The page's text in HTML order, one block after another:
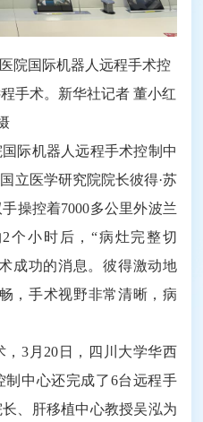
院国际机器人远程手术控
手术。新华社记者 董小红
际机器人远程手术控制中
立医学研究院院长彼得·苏
操控着7000多公里外波兰
个小时后，“病灶完整切
成功的消息。彼得激动地
，手术视野非常清晰，病
3月20日，四川大学华西
制中心还完成了6台远程手
、肝移植中心教授吴泓为